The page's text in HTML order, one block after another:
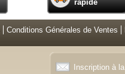
rapide
Conditions Générales de Ventes
Inscription à la